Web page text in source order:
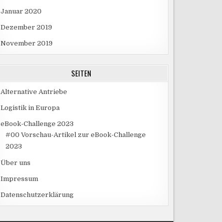
Januar 2020
Dezember 2019
November 2019
SEITEN
Alternative Antriebe
Logistik in Europa
eBook-Challenge 2023
#00 Vorschau-Artikel zur eBook-Challenge
2023
Über uns
Impressum
Datenschutzerklärung